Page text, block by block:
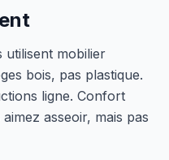
utilisent mobilier
bois, pas plastique.
ligne. Confort
asseoir, mais pas